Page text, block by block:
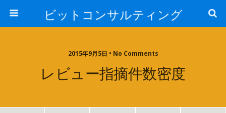
ビットコンサルティング
2015年9月5日 • No Comments
レビュー指摘件数密度